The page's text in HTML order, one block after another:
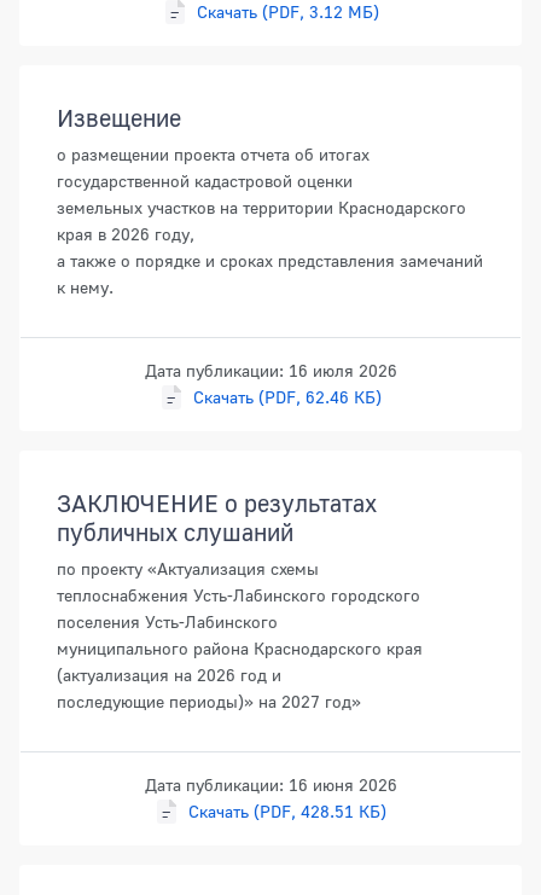
Скачать (PDF, 3.12 МБ)
Извещение
о размещении проекта отчета об итогах
государственной кадастровой оценки
земельных участков на территории Краснодарского
края в 2026 году,
а также о порядке и сроках представления замечаний
к нему.
Дата публикации: 16 июля 2026
Скачать (PDF, 62.46 КБ)
ЗАКЛЮЧЕНИЕ о результатах
публичных слушаний
по проекту «Актуализация схемы
теплоснабжения Усть-Лабинского городского
поселения Усть-Лабинского
муниципального района Краснодарского края
(актуализация на 2026 год и
последующие периоды)» на 2027 год»
Дата публикации: 16 июня 2026
Скачать (PDF, 428.51 КБ)